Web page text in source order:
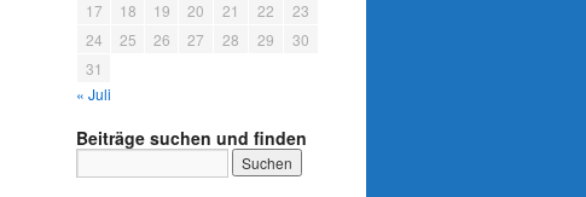
17
18 19 20 21 22
23
24
25 26 27 28 29
30
31
« Juli
Beiträge suchen und finden